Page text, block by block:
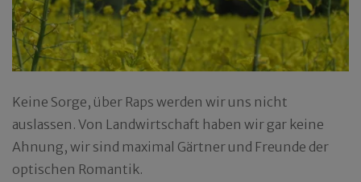
Keine Sorge, über Raps werden wir uns nicht
auslassen. Von Landwirtschaft haben wir gar keine
Ahnung, wir sind maximal Gärtner und Freunde der
optischen Romantik.